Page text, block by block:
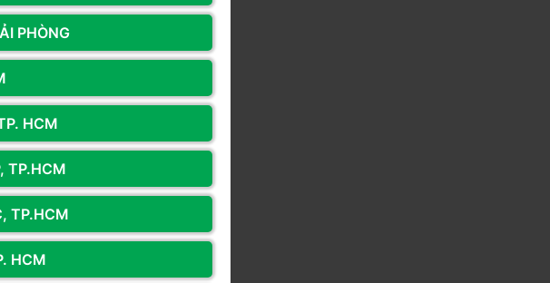
PHÒNG
HCM
TP.HCM
TP.HCM
HCM